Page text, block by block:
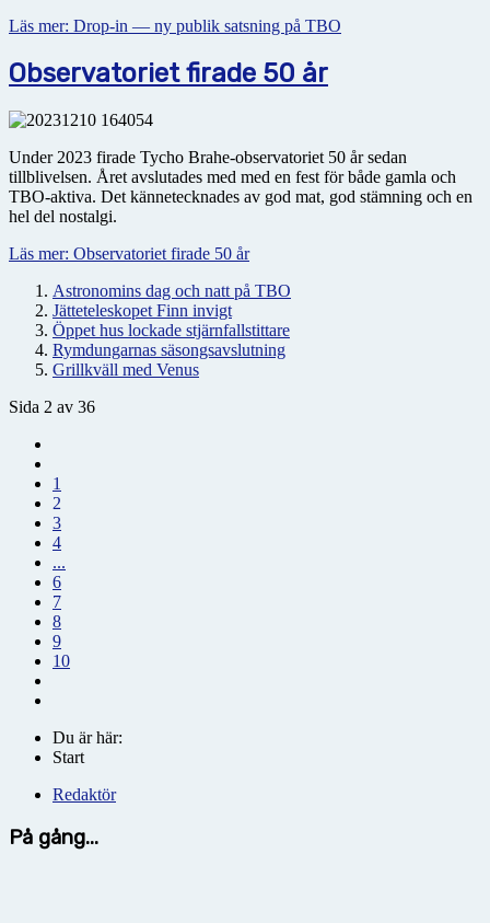
Läs mer: Drop-in — ny publik satsning på TBO
Observatoriet firade 50 år
Under 2023 firade Tycho Brahe-observatoriet 50 år sedan
tillblivelsen. Året avslutades med med en fest för både gamla och
TBO-aktiva. Det kännetecknades av god mat, god stämning och en
hel del nostalgi.
Läs mer: Observatoriet firade 50 år
Astronomins dag och natt på TBO
Jätteteleskopet Finn invigt
Öppet hus lockade stjärnfallstittare
Rymdungarnas säsongsavslutning
Grillkväll med Venus
Sida 2 av 36
1
2
3
4
...
6
7
8
9
10
Du är här:
Start
Redaktör
På gång...